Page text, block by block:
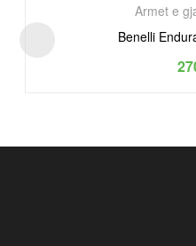
Armet e
Benelli